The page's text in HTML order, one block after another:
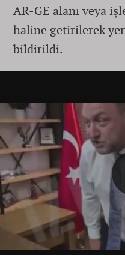
AR-GE alanı veya
haline getirilerek
bildirildi.